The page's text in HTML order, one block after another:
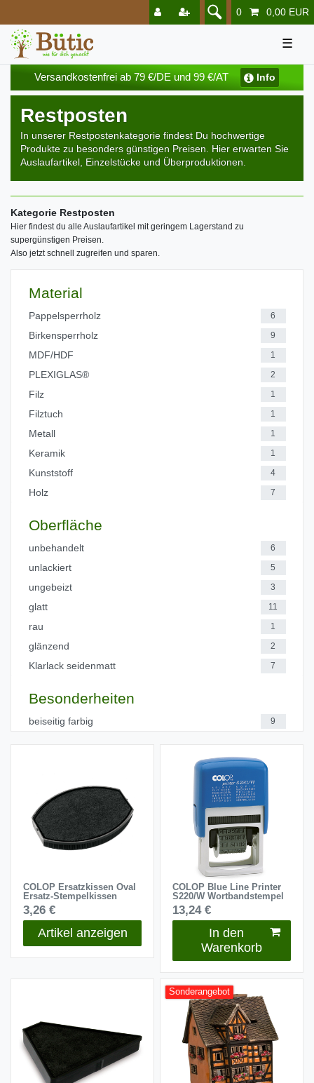
0 0,00 EUR
☰
Versandkostenfrei ab 79 €/DE und 99 €/AT Info
Restposten
In unserer Restpostenkategorie findest Du hochwertige
Produkte zu besonders günstigen Preisen. Hier erwarten Sie
Auslaufartikel, Einzelstücke und Überproduktionen.
Kategorie Restposten
Hier findest du alle Auslaufartikel mit geringem Lagerstand zu
supergünstigen Preisen.
Also jetzt schnell zugreifen und sparen.
Material
Pappelsperrholz 6
Birkensperrholz 9
MDF/HDF 1
PLEXIGLAS® 2
Filz 1
Filztuch 1
Metall 1
Keramik 1
Kunststoff 4
Holz 7
Oberfläche
unbehandelt 6
unlackiert 5
ungebeizt 3
glatt 11
rau 1
glänzend 2
Klarlack seidenmatt 7
Besonderheiten
beiseitig farbig 9
COLOP Ersatzkissen Oval
Ersatz-Stempelkissen
3,26 €
Artikel anzeigen
COLOP Blue Line Printer
S220/W Wortbandstempel
13,24 €
In den
Warenkorb
Sonderangebot